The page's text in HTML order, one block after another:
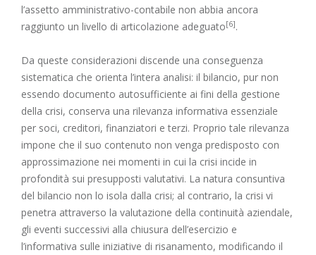
l’assetto amministrativo-contabile non abbia ancora
raggiunto un livello di articolazione adeguato[6].
Da queste considerazioni discende una conseguenza
sistematica che orienta l’intera analisi: il bilancio, pur non
essendo documento autosufficiente ai fini della gestione
della crisi, conserva una rilevanza informativa essenziale
per soci, creditori, finanziatori e terzi. Proprio tale rilevanza
impone che il suo contenuto non venga predisposto con
approssimazione nei momenti in cui la crisi incide in
profondità sui presupposti valutativi. La natura consuntiva
del bilancio non lo isola dalla crisi; al contrario, la crisi vi
penetra attraverso la valutazione della continuità aziendale,
gli eventi successivi alla chiusura dell’esercizio e
l’informativa sulle iniziative di risanamento, modificando il